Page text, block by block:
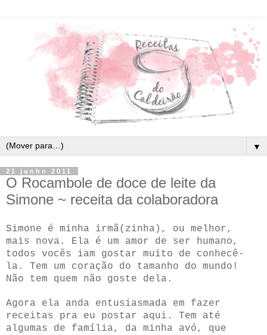
▼
21 junho 2011
O Rocambole de doce de leite da
Simone ~ receita da colaboradora
Simone é minha irmã(zinha), ou melhor,
mais nova. Ela é um amor de ser humano,
todos vocês iam gostar muito de conhecê-
la. Tem um coração do tamanho do mundo!
Não tem quem não goste dela.
Agora ela anda entusiasmada em fazer
receitas pra eu postar aqui. Tem até
algumas de família, da minha avó, que